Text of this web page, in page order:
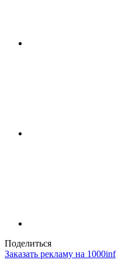
Поделиться
Заказать рекламу на 1000inf